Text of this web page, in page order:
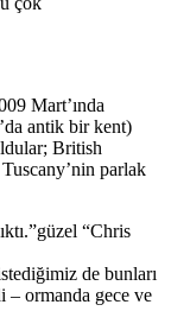
Mart’ında
antik bir kent)
British
parlak
“Chris
de bunları
– ormanda gece ve